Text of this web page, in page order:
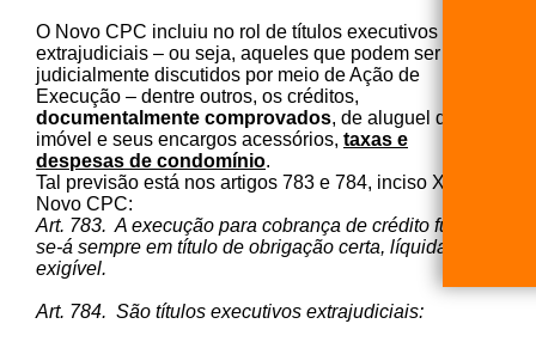
O Novo CPC incluiu no rol de títulos executivos
extrajudiciais – ou seja, aqueles que podem ser
judicialmente discutidos por meio de Ação de
Execução – dentre outros, os créditos,
documentalmente comprovados, de aluguel de
imóvel e seus encargos acessórios, taxas e
despesas de condomínio.
Tal previsão está nos artigos 783 e 784, inciso X, do
Novo CPC:
Art. 783. A execução para cobrança de crédito fundar-
se-á sempre em título de obrigação certa, líquida e
exigível.
Art. 784. São títulos executivos extrajudiciais: